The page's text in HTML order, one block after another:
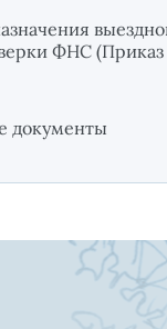
ФНС
документы